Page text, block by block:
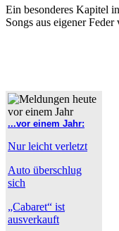
Ein besonderes Kapitel
Songs aus eigener
...vor einem Jahr:
Nur leicht verletzt
Auto überschlug
sich
„Cabaret“ ist
ausverkauft